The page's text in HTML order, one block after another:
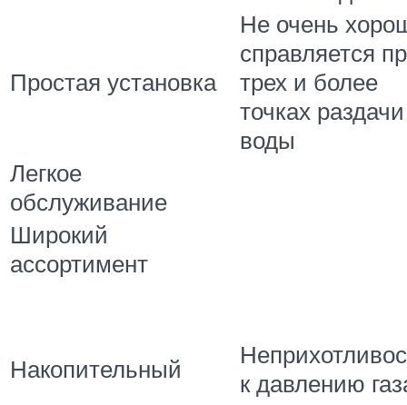
Простая установка
Не очень
справляется
трех и более
точках раздачи
воды
Легкое
обслуживание
Широкий
ассортимент
Накопительный
к давлению